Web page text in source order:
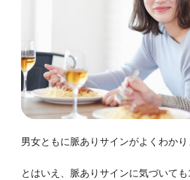
男女ともに脈ありサインがよくわかり
とはいえ、脈ありサインに気づいて